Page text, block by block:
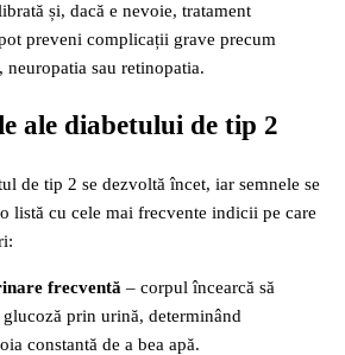
și, dacă e nevoie, tratament
preveni complicații grave precum
sau retinopatia.
ale diabetului de tip 2
de tip 2 se dezvoltă încet, iar semnele se
listă cu cele mai frecvente indicii pe care
frecventă – corpul încearcă să
prin urină, determinând
constantă de a bea apă.